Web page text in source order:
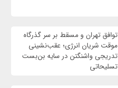
توافق تهران و مسقط بر سر گذرگاه
موقت شریان انرژی؛ عقب‌نشینی
تدریجی واشنگتن در سایه بن‌بست
تسلیحاتی